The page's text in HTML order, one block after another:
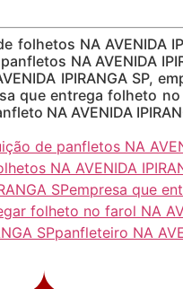
NA AVENIDA
NA AVENIDA
IPIRANGA SP,
que entrega folheto
NA AVENIDA
de panfletos NA
NA AVENIDA
SPempresa que
folheto no farol NA
SPpanfleteiro NA